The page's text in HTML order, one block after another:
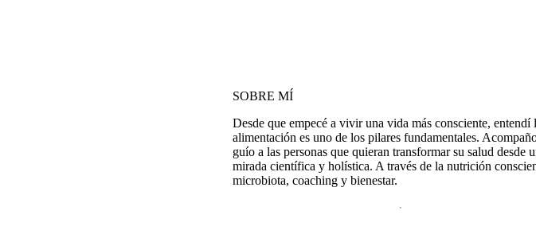
SOBRE MÍ
Desde que empecé a vivir una vida más consciente, entendí
alimentación es uno de los pilares fundamentales.
guío a las personas que quieran transformar su salud desde
mirada científica y holística. A través de la nutrición
microbiota, coaching y bienestar.